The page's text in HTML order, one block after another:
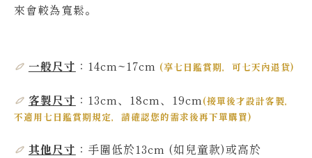
來會較為寬鬆。
一般尺寸 ：14cm~17cm (享七日鑑賞期，可七天內退貨)
客製尺寸 ：13cm、18cm、19cm(接單後才設計客製，
不適用七日鑑賞期規定，請確認您的需求後再下單購買)
其他尺寸 ： 手圍低於13cm (如兒童款)或高於